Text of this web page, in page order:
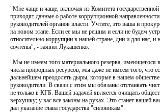
"Мне чаще и чаще, включая из Комитета государственной
приходят данные о работе коррупционной
руководителей органов власти. Учтите, это ваша и
на новом этапе. Если ее мы не решим и если не будем
относительно коррупции в нашей стране, дни и для нас, и
сочтены", - заявил Лукашенко.
"Мы не имеем того материального резерва, имеющегося
числа природных ресурсов, мы даже не имеем того, что
дальнейшем преодолеть дыры, которые в нашем обществе
руководители. В связи с этим мы обязаны отстаивать
не только в КГБ. Вашей задачей является очищать
верхушку; у вас все законы на руках. Это станет вашей
дал указание глава государства "силовикам".